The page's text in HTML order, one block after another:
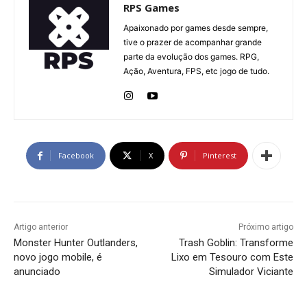
RPS Games
Apaixonado por games desde sempre,
tive o prazer de acompanhar grande
parte da evolução dos games. RPG,
Ação, Aventura, FPS, etc jogo de tudo.
Facebook X Pinterest
Artigo anterior
Monster Hunter Outlanders,
novo jogo mobile, é
anunciado
Próximo artigo
Trash Goblin: Transforme
Lixo em Tesouro com Este
Simulador Viciante